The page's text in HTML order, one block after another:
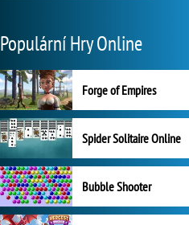
Populární Hry Online
Forge of Empires
Spider Solitaire Online
Bubble Shooter